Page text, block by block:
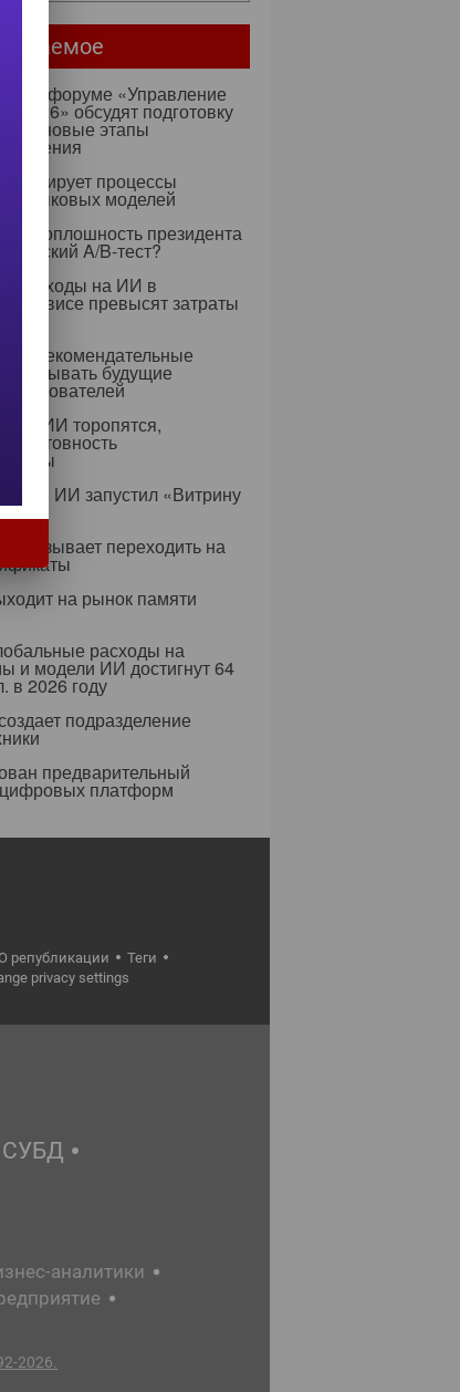
читаемое
на форуме «Управление
2026» обсудят подготовку
ИИ и новые этапы
процессы
языковых моделей
оплошность президента
A/B-тест?
расходы на ИИ в
сервисе превысят затраты
рекомендательные
учитывать будущие
пользователей
ИИ торопятся,
неготовность
сфере ИИ запустил «Витрину
призывает переходить на
на рынок памяти
расходы на
и модели ИИ достигнут 64
в 2026 году
подразделение
предварительный
платформ
републикации
Теги
privacy settings
аналитики
2026.